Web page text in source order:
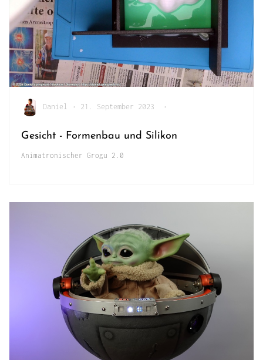
Daniel • 21. September 2023 •
Gesicht - Formenbau und Silikon
Animatronischer Grogu 2.0